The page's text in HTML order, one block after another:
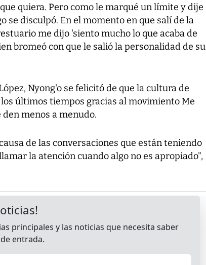
quiera. Pero como le marqué un límite y dije
se disculpó. En el momento en que salí de la
me dijo 'siento mucho lo que acaba de
bromeó con que le salió la personalidad de su
Nyong'o se felicitó de que la cultura de
últimos tiempos gracias al movimiento Me
den menos a menudo.
de las conversaciones que están teniendo
la atención cuando algo no es apropiado",